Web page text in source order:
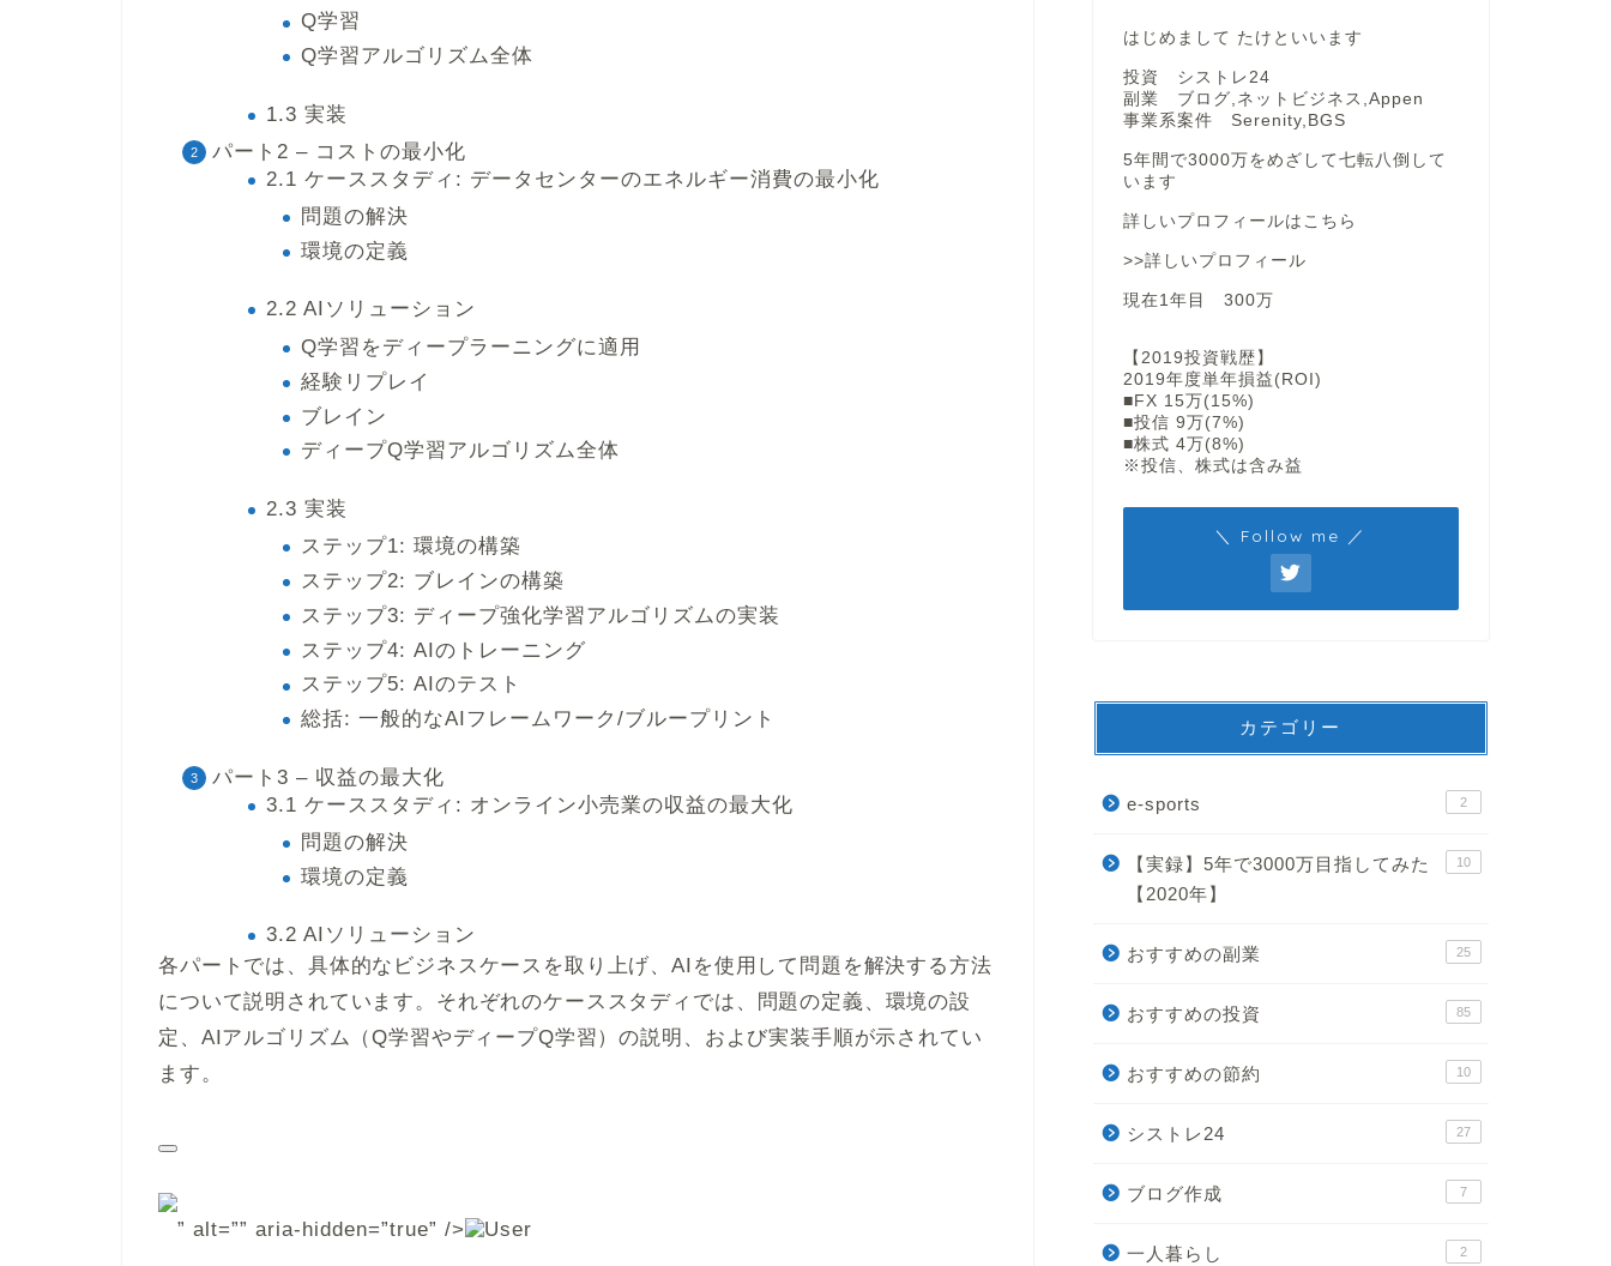
Q学習
Q学習アルゴリズム全体
1.3 実装
パート2 – コストの最小化
2.1 ケーススタディ: データセンターのエネルギー消費の最小化
問題の解決
環境の定義
2.2 AIソリューション
Q学習をディープラーニングに適用
経験リプレイ
ブレイン
ディープQ学習アルゴリズム全体
2.3 実装
ステップ1: 環境の構築
ステップ2: ブレインの構築
ステップ3: ディープ強化学習アルゴリズムの実装
ステップ4: AIのトレーニング
ステップ5: AIのテスト
総括: 一般的なAIフレームワーク/ブループリント
パート3 – 収益の最大化
3.1 ケーススタディ: オンライン小売業の収益の最大化
問題の解決
環境の定義
3.2 AIソリューション
各パートでは、具体的なビジネスケースを取り上げ、AIを使用して問題を解決する方法
について説明されています。それぞれのケーススタディでは、問題の定義、環境の設
定、AIアルゴリズム（Q学習やディープQ学習）の説明、および実装手順が示されてい
ます。
” alt=”” aria-hidden=”true” />
はじめまして たけといいます
投資 シストレ24
副業 ブログ,ネットビジネス,Appen
事業系案件 Serenity,BGS
5年間で3000万をめざして七転八倒して
います
詳しいプロフィールはこちら
>>詳しいプロフィール
現在1年目 300万
【2019投資戦歴】
2019年度単年損益(ROI)
■FX 15万(15%)
■投信 9万(7%)
■株式 4万(8%)
※投信、株式は含み益
＼ Follow me ／
カテゴリー
e-sports 2
【実録】5年で3000万目指してみた
【2020年】
10
おすすめの副業 25
おすすめの投資 85
おすすめの節約 10
シストレ24 27
ブログ作成 7
一人暮らし 2